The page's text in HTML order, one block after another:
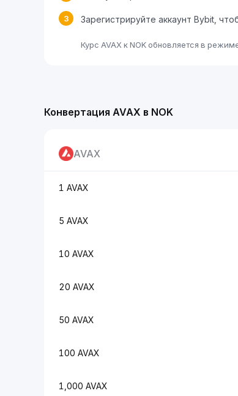
3 Зарегистрируйте аккаунт Bybit,
Курс AVAX к NOK обновляется в
Конвертация AVAX в NOK
AVAX
1 AVAX
5 AVAX
10 AVAX
20 AVAX
50 AVAX
100 AVAX
1,000 AVAX